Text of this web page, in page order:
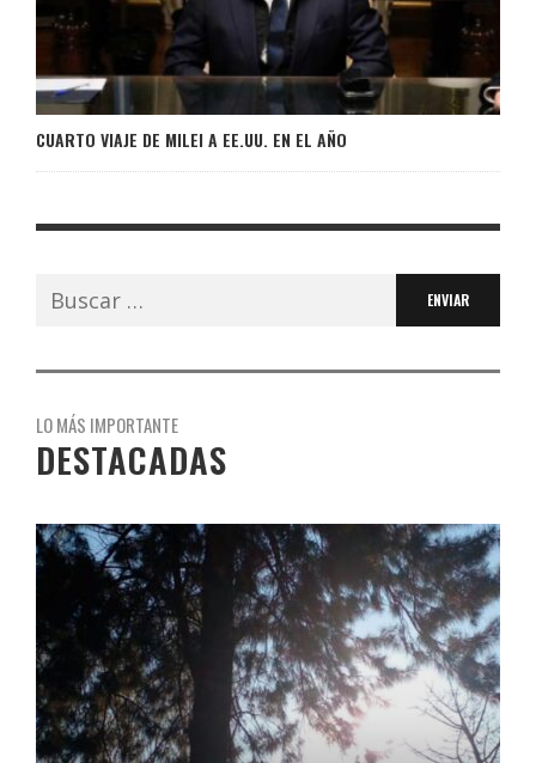
CUARTO VIAJE DE MILEI A EE.UU. EN EL AÑO
Buscar:
LO MÁS IMPORTANTE
DESTACADAS